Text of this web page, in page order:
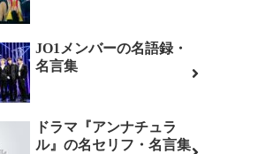
JO1メンバーの名語録・
名言集
ドラマ『アンナチュラ
ル』の名セリフ・名言集